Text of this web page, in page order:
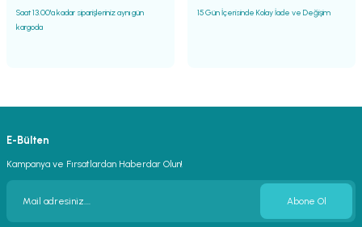
Saat 13.00'a kadar siparişleriniz aynı gün
kargoda
15 Gün İçerisinde Kolay İade ve Değişim
E-Bülten
Kampanya ve Fırsatlardan Haberdar Olun!
Abone Ol